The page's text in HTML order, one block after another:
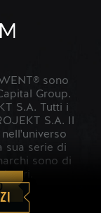
sono
Group.
S.A. Tutti i
S.A. Il
sua serie di
sono di